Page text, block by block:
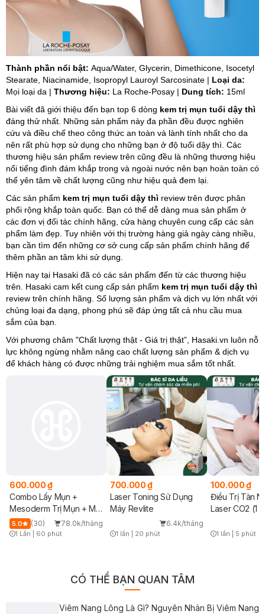
Thành phần nổi bật: Aqua/Water, Glycerin, Dimethicone, Isocetyl
Stearate, Niacinamide, Isopropyl Lauroyl Sarcosinate | Loại da:
Mọi loại da | Thương hiệu: La Roche-Posay | Dung tích: 15ml
Bài viết đã giới thiệu đến bạn top 6 dòng kem trị mụn tuổi dậy thì
đáng thử nhất. Những sản phẩm này đa phần đều được nghiên
cứu và điều chế theo công thức an toàn và lành tính nhất cho da
nên rất phù hợp sử dụng cho những bạn ở độ tuổi dậy thì. Các
thương hiệu sản phẩm review trên cũng đều là những thương hiệu
nổi tiếng đình đám khắp trong và ngoài nước nên bạn hoàn toàn có
thể yên tâm về chất lượng cũng như hiệu quả đem lại.
Các sản phẩm kem trị mụn tuổi dậy thì review trên được phân
phối rộng khắp toàn quốc. Bạn có thể dễ dàng mua sản phẩm ở
các đơn vị đối tác chính hãng, cửa hàng chuyên cung cấp các sản
phẩm làm đẹp. Tuy nhiên với thị trường hàng giả ngày càng nhiều,
bạn cần tìm đến những cơ sở cung cấp sản phẩm chính hãng để
thêm phần an tâm khi sử dụng.
Hiện nay tại Hasaki đã có các sản phẩm đến từ các thương hiệu
trên. Hasaki cam kết cung cấp sản phẩm kem trị mụn tuổi dậy thì
review trên chính hãng. Số lượng sản phẩm và dịch vụ lớn nhất với
chủng loại đa dạng, phong phú sẽ đáp ứng tất cả nhu cầu mua
sắm của bạn.
Với phương châm "Chất lượng thật - Giá trị thật”, Hasaki.vn luôn nỗ
lực không ngừng nhằm nâng cao chất lượng sản phẩm & dịch vụ
để khách hàng có được những trải nghiệm mua sắm tốt nhất.
600.000 ₫
Combo Lấy Mụn +
Mesoderm Trị Mụn + Mặt
Nạ Jean D'Arcel + Chiếu
ASSH
5.0 (30) 78.0k/tháng
1 Lần 60 phút
700.000 ₫
Laser Toning Sử Dụng
Máy Revlite
6.4k/tháng
1 lần 20 phút
100.000 ₫
Điều Trị Tàn
Laser CO2 (1
1 lần 5 phút
CÓ THỂ BẠN QUAN TÂM
Viêm Nang Lông Là Gì? Nguyên Nhân Bị Viêm Nang